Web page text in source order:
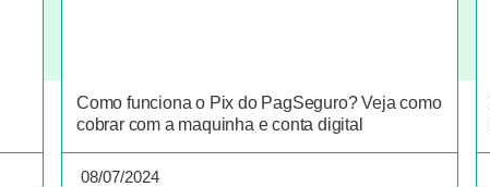
Como funciona o Pix do PagSeguro? Veja como
cobrar com a maquinha e conta digital
08/07/2024